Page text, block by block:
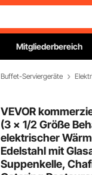
Mitgliederbereich
Buffet-Serviergeräte
VEVOR
(3 x 1/2 Größe
elektrischer
Edelstahl mit
Suppenkelle,